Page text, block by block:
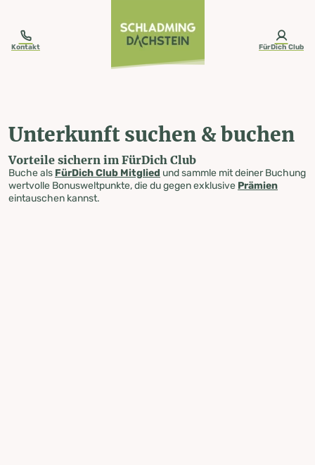
Kontakt FürDich Club
Unterkunft suchen & buchen
Vorteile sichern im FürDich Club
Buche als FürDich Club Mitglied und sammle mit deiner Buchung
wertvolle Bonusweltpunkte, die du gegen exklusive Prämien
eintauschen kannst.